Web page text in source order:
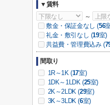
▼賃料
～
敷金・保証金なし (56
礼金・敷引なし (19室)
共益費・管理費込み (
間取り
1R～1K (17室)
1DK～1LDK (25室)
2K～2LDK (29室)
3K～3LDK (6室)